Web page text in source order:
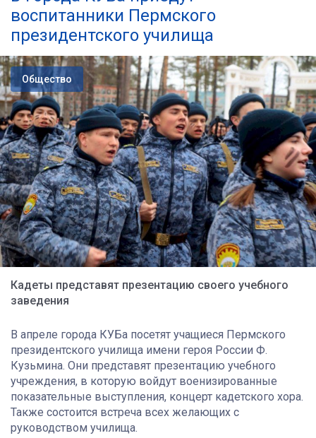
воспитанники Пермского
президентского училища
Общество
Кадеты представят презентацию своего учебного
заведения
В апреле города КУБа посетят учащиеся Пермского
президентского училища имени героя России Ф.
Кузьмина. Они представят презентацию учебного
учреждения, в которую войдут военизированные
показательные выступления, концерт кадетского хора.
Также состоится встреча всех желающих с
руководством училища.